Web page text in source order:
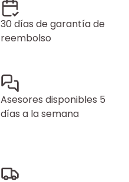
30 días de garantía de
reembolso
Asesores disponibles 5
días a la semana